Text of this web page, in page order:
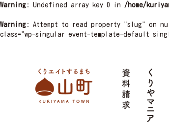
Warning : Undefined array key 0 in /home/
Warning : Attempt to read property "slug" on
class="wp-singular event-template-default
栗山町 く
資料請求